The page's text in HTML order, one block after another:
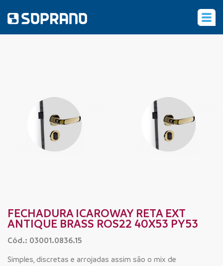
FECHADURA ICAROWAY RETA EXT
ANTIQUE BRASS ROS22 40X53 PY53
Cód.: 03001.0836.15
Simples, discretas e arrojadas assim são o mix de